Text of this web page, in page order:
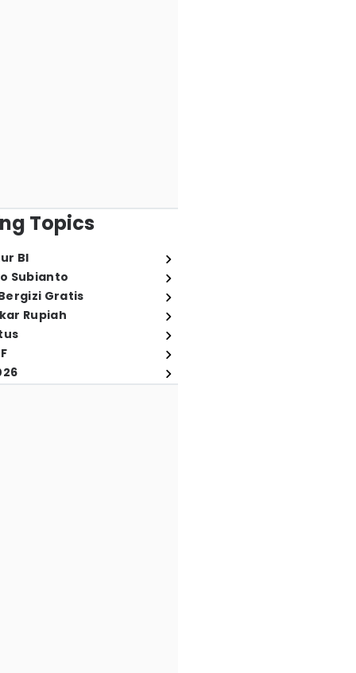
Topics
BI
Subianto
Gratis
Rupiah